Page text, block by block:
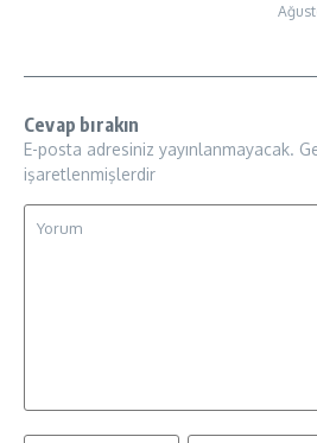
Cevap bırakın
E-posta adresiniz yayınlanmayacak.
işaretlenmişlerdir